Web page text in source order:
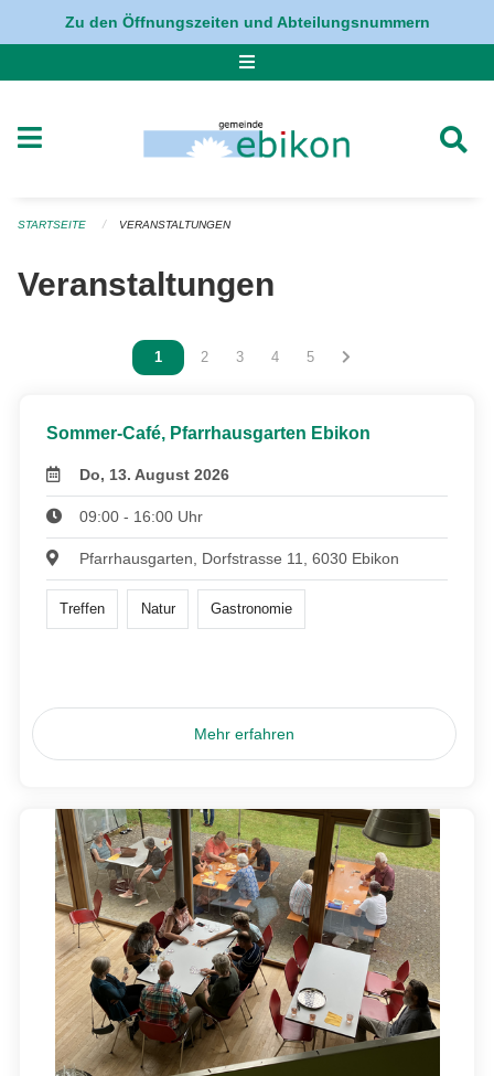
Navigation überspringen
Zu den Öffnungszeiten und Abteilungsnummern
STARTSEITE VERANSTALTUNGEN
Veranstaltungen
Vous êtes sur la page
1 Vous êtes sur la page
2 Vous êtes sur la page
3 Vous êtes sur la page
4 Vous êtes sur la page
5
Sommer-Café, Pfarrhausgarten Ebikon
Do, 13. August 2026
09:00 - 16:00 Uhr
Pfarrhausgarten, Dorfstrasse 11, 6030 Ebikon
Treffen Natur Gastronomie
Mehr erfahren